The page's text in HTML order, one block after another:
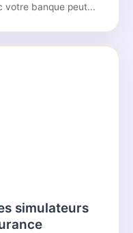
votre banque peut...
simulateurs